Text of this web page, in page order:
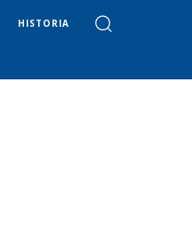
HISTORIA